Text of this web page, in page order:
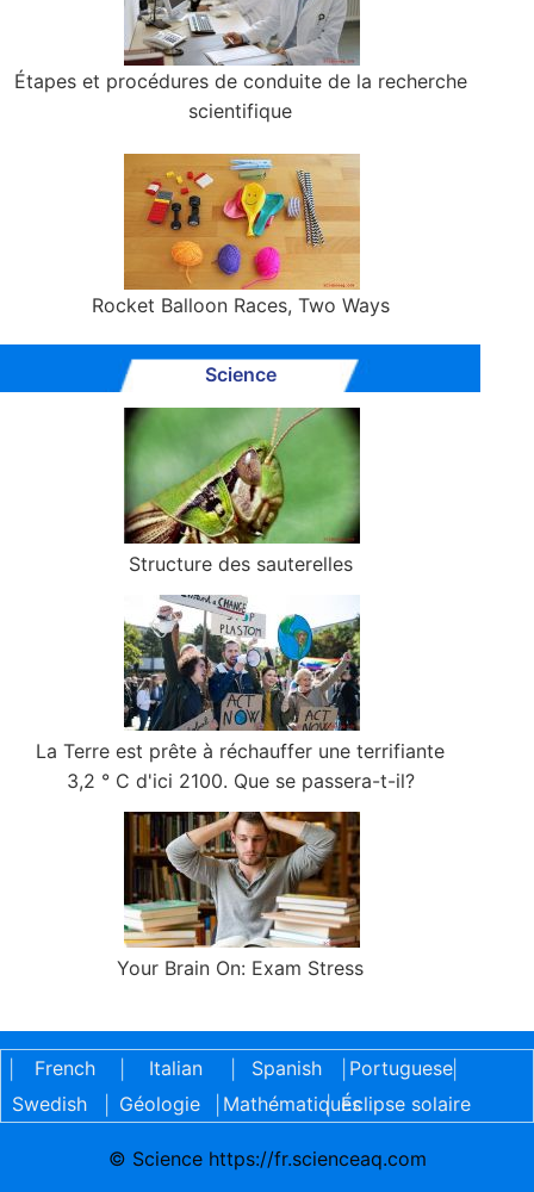
Étapes et procédures de conduite de la recherche
scientifique
Rocket Balloon Races, Two Ways
Science
Structure des sauterelles
La Terre est prête à réchauffer une terrifiante
3,2 ° C d'ici 2100. Que se passera-t-il?
Your Brain On: Exam Stress
French Italian Spanish Portuguese|
Swedish
Géologie Mathématiques
| Éclipse solaire
© Science https://fr.scienceaq.com